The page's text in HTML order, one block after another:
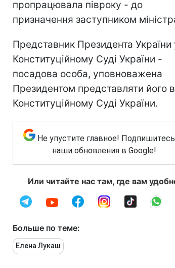
пропрацювала півроку - до
призначення заступником
Представник Президента України
Конституційному Суді України -
посадова особа, уповноважена
Президентом представляти його в
Конституційному Суді України.
Не упустите главное!
наши обновления в Google!
Или читайте нас там, где вам
Больше по теме:
Елена Лукаш